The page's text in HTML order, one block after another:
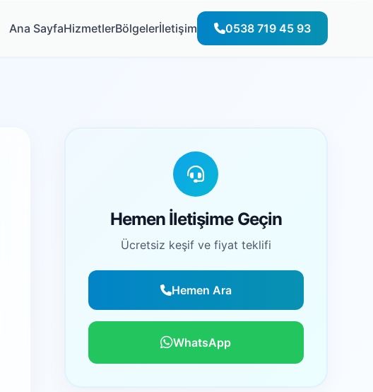
Ana SayfaHizmetlerBölgelerİletişim 0538 719 45 93
Hemen İletişime Geçin
Ücretsiz keşif ve fiyat teklifi
Hemen Ara
WhatsApp